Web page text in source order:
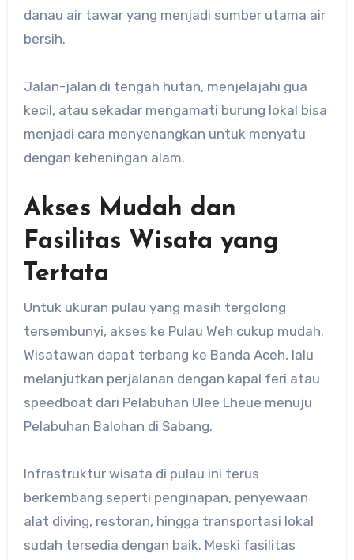
danau air tawar yang menjadi sumber utama air
bersih.
Jalan-jalan di tengah hutan, menjelajahi gua
kecil, atau sekadar mengamati burung lokal bisa
menjadi cara menyenangkan untuk menyatu
dengan keheningan alam.
Akses Mudah dan
Fasilitas Wisata yang
Tertata
Untuk ukuran pulau yang masih tergolong
tersembunyi, akses ke Pulau Weh cukup mudah.
Wisatawan dapat terbang ke Banda Aceh, lalu
melanjutkan perjalanan dengan kapal feri atau
speedboat dari Pelabuhan Ulee Lheue menuju
Pelabuhan Balohan di Sabang.
Infrastruktur wisata di pulau ini terus
berkembang seperti penginapan, penyewaan
alat diving, restoran, hingga transportasi lokal
sudah tersedia dengan baik. Meski fasilitas